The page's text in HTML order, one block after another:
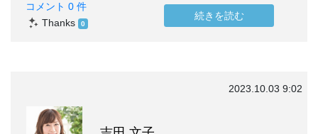
コメント 0 件
Thanks 0
続きを読む
2023.10.03 9:02